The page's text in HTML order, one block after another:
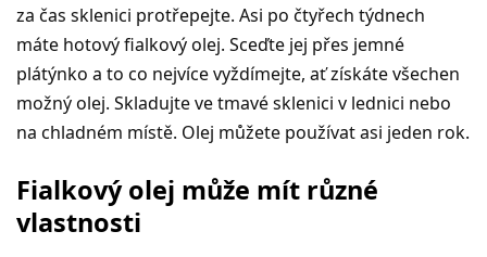
za čas sklenici protřepejte. Asi po čtyřech týdnech
máte hotový fialkový olej. Sceďte jej přes jemné
plátýnko a to co nejvíce vyždímejte, ať získáte všechen
možný olej. Skladujte ve tmavé sklenici v lednici nebo
na chladném místě. Olej můžete používat asi jeden rok.
Fialkový olej může mít různé
vlastnosti